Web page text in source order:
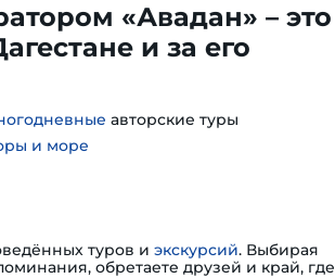
«Авадан» – это
и за его
авторские туры
и море
туров и экскурсий. Выбирая
обретаете друзей и край, где